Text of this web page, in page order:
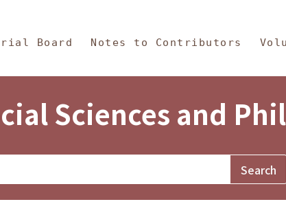
Board Notes to Contributors
Sciences and